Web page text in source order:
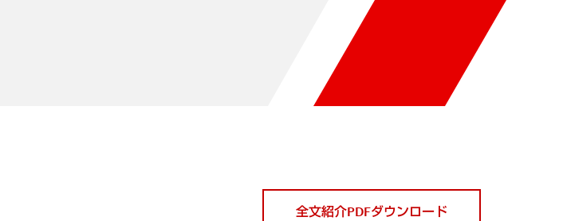
全文紹介PDFダウンロード